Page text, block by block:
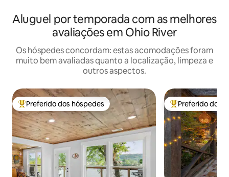
Aluguel por temporada com as melhores
avaliações em Ohio River
Os hóspedes concordam: estas acomodações foram
muito bem avaliadas quanto a localização, limpeza e
outros aspectos.
Entre os melhores preferidos dos hóspedes
Preferido dos hóspedes Entre os
Preferido dos